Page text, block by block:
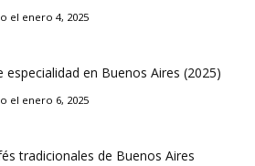
el enero 4, 2025
especialidad en Buenos Aires (2025)
el enero 6, 2025
tradicionales de Buenos Aires